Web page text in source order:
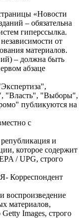
«Новости
– обязательна
гиперссылка.
от
материалов.
– должна быть
абзаце
"Власть", "Выборы",
публикуются на
с
и
которое содержит
/ UPG, строго
Корреспондент
воспроизведение
материалов,
Images, строго